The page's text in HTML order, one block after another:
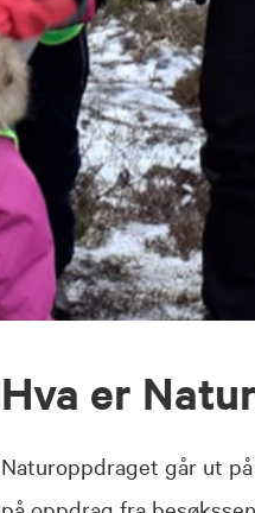
Hva er
Naturoppdraget går ut